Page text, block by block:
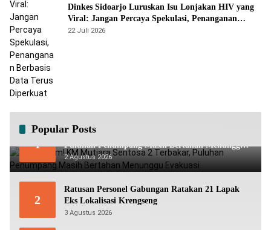
Dinkes Sidoarjo Luruskan Isu Lonjakan HIV yang
Viral: Jangan Percaya Spekulasi, Penanganan
Berbasis Data Terus Diperkuat
22 Juli 2026
Popular Posts
1
Mencekam! KM Mutiara Sentosa 2 Terbakar,
Puluhan Penumpang Masih Bertahan Menunggu
Evakuasi
2 Agustus 2026
2
Ratusan Personel Gabungan Ratakan 21 Lapak
Eks Lokalisasi Krengseng
3 Agustus 2026